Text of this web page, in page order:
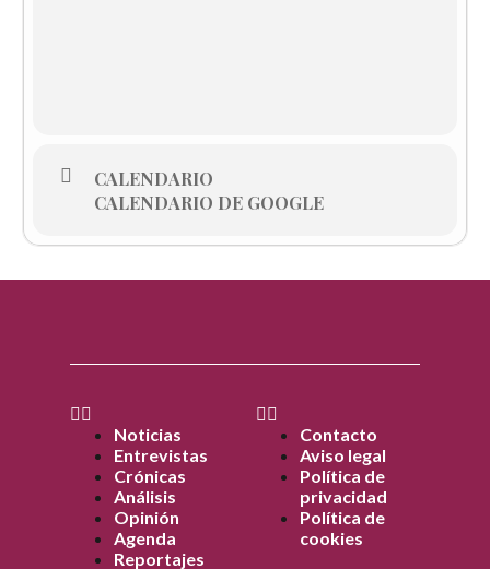
CALENDARIO
CALENDARIO DE GOOGLE
Noticias
Entrevistas
Crónicas
Análisis
Opinión
Agenda
Reportajes
Contacto
Aviso legal
Política de
privacidad
Política de
cookies